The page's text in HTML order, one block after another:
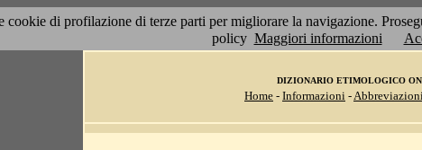
cookie di profilazione di terze parti per migliorare la navigazione.
policy Maggiori informazioni
DIZIONARIO ETIMOLOGICO
Home - Informazioni -